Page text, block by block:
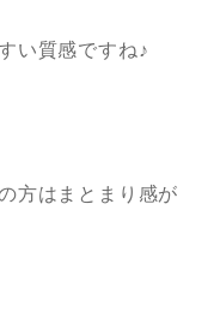
い質感ですね♪
方はまとまり感が
ホーム